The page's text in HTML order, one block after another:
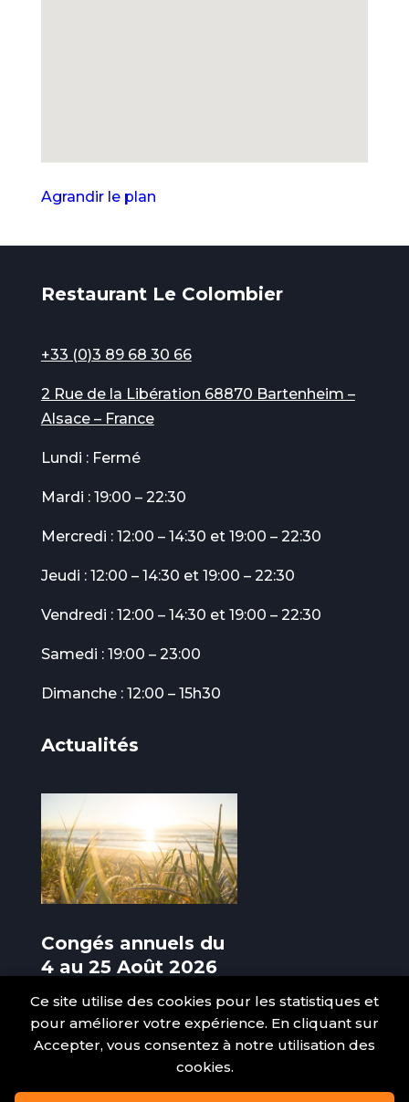
Ce site utilise des cookies pour les statistiques et
pour améliorer votre expérience. En cliquant sur
Accepter, vous consentez à notre utilisation des
cookies.
Agrandir le plan
Restaurant Le Colombier
+33 (0)3 89 68 30 66
2 Rue de la Libération 68870 Bartenheim –
Alsace – France
Lundi : Fermé
Mardi : 19:00 – 22:30
Mercredi : 12:00 – 14:30 et 19:00 – 22:30
Jeudi : 12:00 – 14:30 et 19:00 – 22:30
Vendredi : 12:00 – 14:30 et 19:00 – 22:30
Samedi : 19:00 – 23:00
Dimanche : 12:00 – 15h30
Actualités
Congés annuels du
4 au 25 Août 2026
(inclus)
3 Août 2026